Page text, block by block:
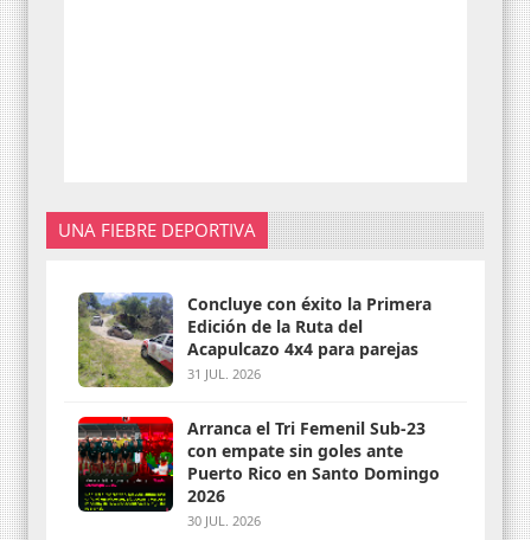
UNA FIEBRE DEPORTIVA
Concluye con éxito la Primera
Edición de la Ruta del
Acapulcazo 4x4 para parejas
31 JUL. 2026
Arranca el Tri Femenil Sub-23
con empate sin goles ante
Puerto Rico en Santo Domingo
2026
30 JUL. 2026